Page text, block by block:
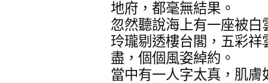
地府，都毫無結果。
忽然聽說海上有一座被白
玲瓏剔透樓台閣，五彩
盡，個個風姿綽約。
當中有一人字太真，肌